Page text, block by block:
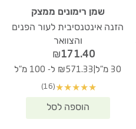
שמן רימונים ממצק
הזנה אינטנסיבית לעור הפנים
והצוואר
₪171.40
30 מ"ל ₪571.33 ל- 100 מ"ל
★
★
★
★
★
(16)